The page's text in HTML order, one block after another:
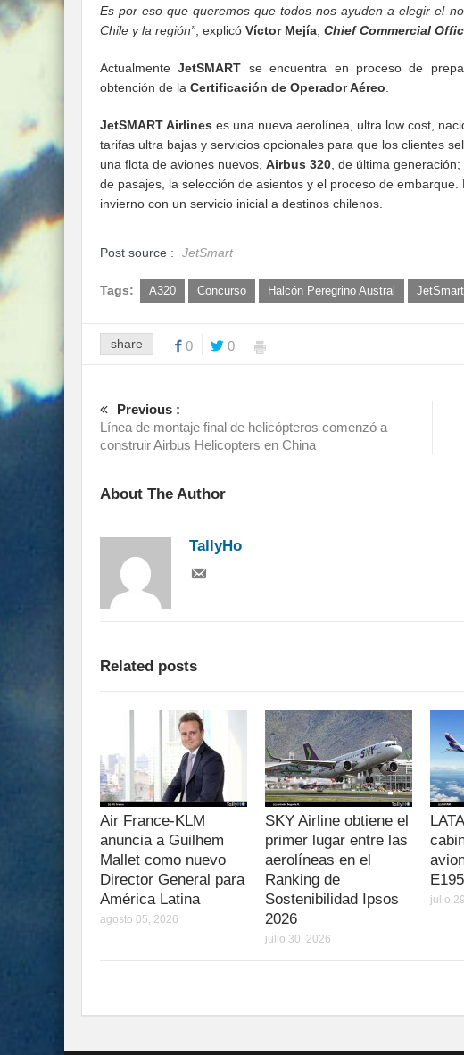
Es por eso que queremos que todos nos ayuden a elegir el
Chile y la región”, explicó Víctor Mejía, Chief Commercial
ActualmenteJetSMART se encuentra en proceso de
obtención de la Certificación de Operador Aéreo.
JetSMART Airlines es una nueva aerolínea, ultra low cost,
tarifas ultra bajas y servicios opcionales para que los clientes
una flota de aviones nuevos, Airbus 320, de última
de pasajes, la selección de asientos y el proceso de
invierno con un servicio inicial a destinos chilenos.
Post source : JetSmart
Tags: A320 Concurso Halcón Peregrino Austral JetSmart
share 0 0
Previous :
Línea de montaje final de helicópteros comenzó a
construir Airbus Helicopters en China
About The Author
TallyHo
Related posts
Air France-KLM
anuncia a Guilhem
Mallet como nuevo
Director General para
América Latina
agosto 05, 2026
SKY Airline obtiene el
primer lugar entre las
aerolíneas en el
Ranking de
Sostenibilidad Ipsos
2026
julio 30, 2026
julio